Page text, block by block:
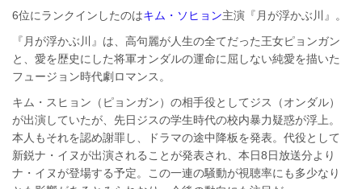
6位にランクインしたのはキム・ソヒョン主演『月が浮かぶ川』。
『月が浮かぶ川』は、高句麗が人生の全てだった王女ピョンガン
と、愛を歴史にした将軍オンダルの運命に屈しない純愛を描いた
フュージョン時代劇ロマンス。
キム・スヒョン（ピョンガン）の相手役としてジス（オンダル）
が出演していたが、先日ジスの学生時代の校内暴力疑惑が浮上。
本人もそれを認め謝罪し、ドラマの途中降板を発表。代役として
新鋭ナ・イヌが出演されることが発表され、本日8日放送分より
ナ・イヌが登場する予定。この一連の騒動が視聴率にも多少なり